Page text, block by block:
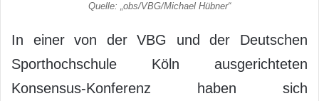
Quelle: „obs/VBG/Michael Hübner“
In einer von der VBG und der Deutschen
Sporthochschule Köln ausgerichteten
Konsensus-Konferenz haben sich